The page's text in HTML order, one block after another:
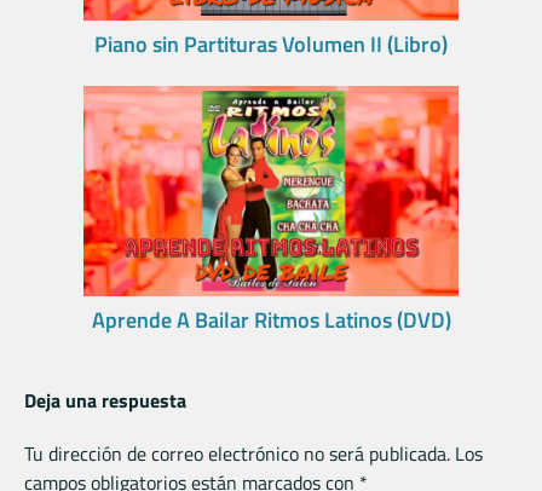
Piano sin Partituras Volumen II (Libro)
Aprende A Bailar Ritmos Latinos (DVD)
Deja una respuesta
Tu dirección de correo electrónico no será publicada. Los
campos obligatorios están marcados con *